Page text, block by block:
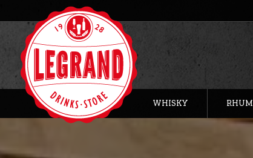
WHISKY RHUM